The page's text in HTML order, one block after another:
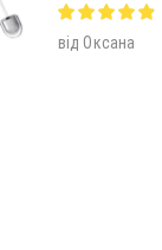
від Оксана